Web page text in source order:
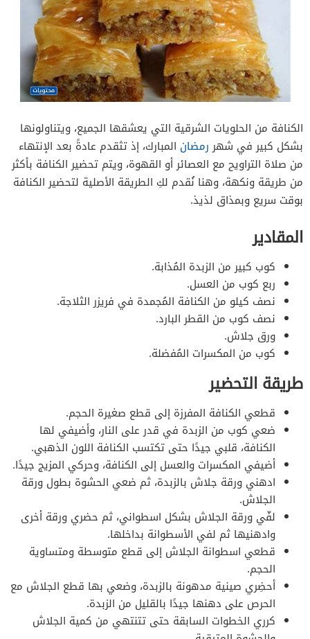
الكنافة من الحلويات الشرقية التي يعشقها الجميع، ويتناولونها
بشكل كبير في شهررمضان المبارك، إذ تثقدم عادةً بعد الإنتهاء
من صلاة التراويح مع العصائر أو القهوة، ويتم تحضير الكنافة بأكثر
من طريقة ونكهة، وهنا نُقدم لكِ الطريقة الأصلية لتحضير الكنافة
بوقت سريع وبمذاق لذيذ.
المقادير
كوب كبير من الزبدة المُذابة.
ربع كوب من العسل.
نصف كيلو من الكنافة المُجمدة في فريزر الثلاجة.
نصف كوب من القطر البارد.
ورق جلاش.
كوب من المكسرات المُفضلة.
طريقة التحضير
قطعي الكنافة المفرزة إلى قطع صغيرة الحجم.
ضعي كوب من الزبدة في قدر على النار، وأضيفي لها
الكنافة، قلبي جيدًا حتى تكتسب الكنافة اللون الذهبي.
أضيفي المكسرات والعسل إلى الكنافة، وحركي المزيج جيدًا.
ادهني ورقة جلاش بالزبدة، ثم ضعي الحشوة بطول ورقة
الجلاش.
لفّي ورقة الجلاش بشكل اسطواني، ثم حضري ورقة أخرى
وادهنيها ثم لفي الأسطوانة بداخلها.
قطعي اسطوانة الجلاش إلى قطع متوسطة ومتساوية
الحجم.
أحضِري صينية مدهونة بالزبدة، وضعي بها قطع الجلاش مع
الحرص على دهنها جيدًا بالقليل من الزبدة.
كرري الخطوات السابقة حتى تتنتهي من كمية الجلاش